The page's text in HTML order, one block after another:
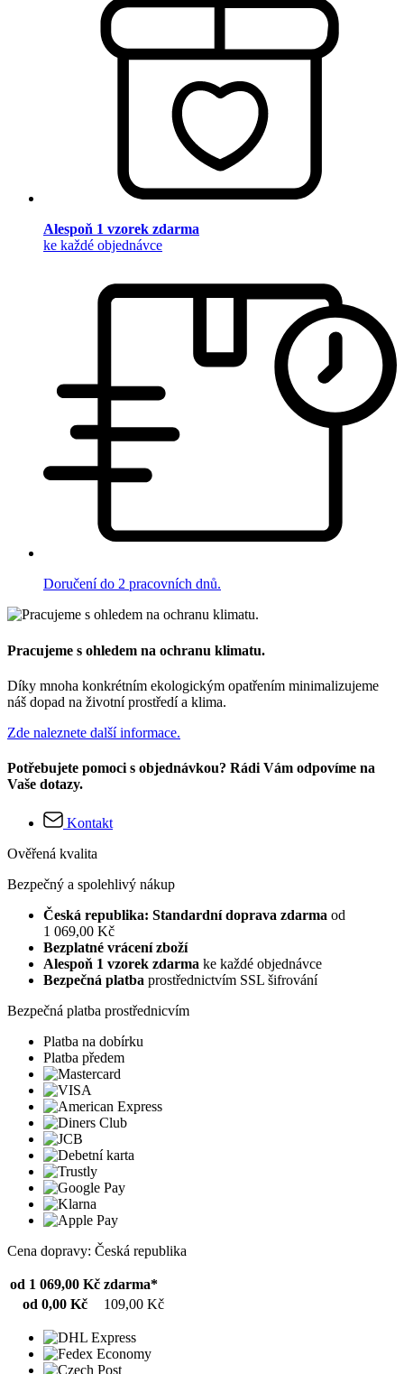
Alespoň 1 vzorek zdarma
ke každé objednávce
Doručení do 2 pracovních dnů.
Pracujeme s ohledem na ochranu klimatu.
Díky mnoha konkrétním ekologickým opatřením minimalizujeme
náš dopad na životní prostředí a klima.
Zde naleznete další informace.
Potřebujete pomoci s objednávkou? Rádi Vám odpovíme na
Vaše dotazy.
Kontakt
Ověřená kvalita
Bezpečný a spolehlivý nákup
Česká republika: Standardní doprava zdarma od
1 069,00 Kč
Bezplatné vrácení zboží
Alespoň 1 vzorek zdarma ke každé objednávce
Bezpečná platba prostřednictvím SSL šifrování
Bezpečná platba prostřednicvím
Platba na dobírku
Platba předem
Cena dopravy: Česká republika
od 1 069,00 Kč zdarma*
od 0,00 Kč
109,00 Kč